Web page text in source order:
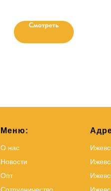
Смотреть
Меню:
О нас
Новости
Опт